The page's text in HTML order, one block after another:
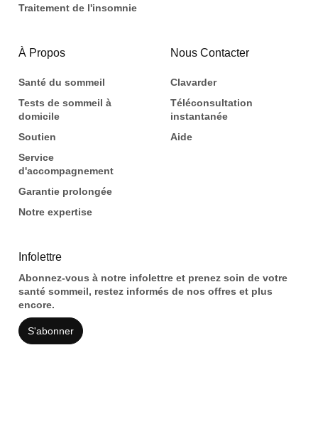
Traitement de l'insomnie
À Propos
Santé du sommeil
Tests de sommeil à
domicile
Soutien
Service
d'accompagnement
Garantie prolongée
Notre expertise
Nous Contacter
Clavarder
Téléconsultation
instantanée
Aide
Infolettre
Abonnez-vous à notre infolettre et prenez soin de votre
santé sommeil, restez informés de nos offres et plus
encore.
S'abonner